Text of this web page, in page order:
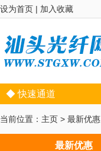
设为首页 | 加入收藏
◆ 快速通道
当前位置： 主页 > 最新优惠
最新优惠